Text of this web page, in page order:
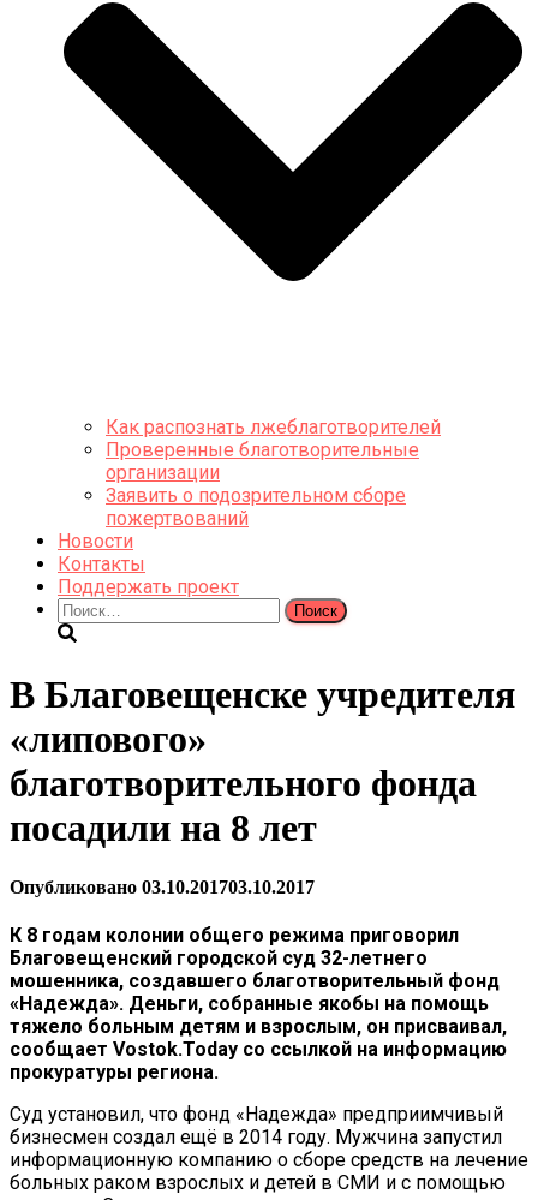
Как распознать лжеблаготворителей
Проверенные благотворительные
организации
Заявить о подозрительном сборе
пожертвований
Новости
Контакты
Поддержать проект
Найти:
В Благовещенске учредителя
«липового»
благотворительного фонда
посадили на 8 лет
Опубликовано 03.10.201703.10.2017
К 8 годам колонии общего режима приговорил
Благовещенский городской суд 32-летнего
мошенника, создавшего благотворительный фонд
«Надежда». Деньги, собранные якобы на помощь
тяжело больным детям и взрослым, он присваивал,
сообщает Vostok.Today со ссылкой на информацию
прокуратуры региона.
Суд установил, что фонд «Надежда» предприимчивый
бизнесмен создал ещё в 2014 году. Мужчина запустил
информационную компанию о сборе средств на лечение
больных раком взрослых и детей в СМИ и с помощью